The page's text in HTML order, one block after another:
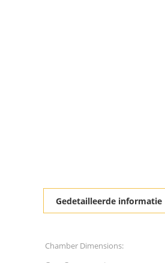
Gedetailleerde informatie
Chamber Dimensions: